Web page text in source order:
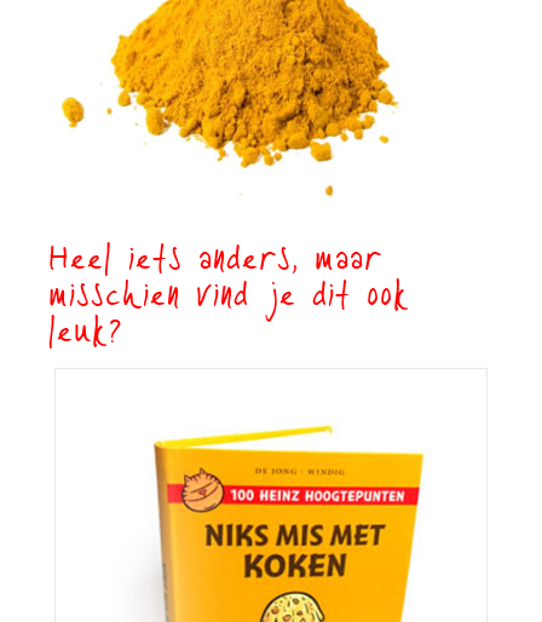
Heel iets anders, maar
misschien vind je dit ook
leuk?